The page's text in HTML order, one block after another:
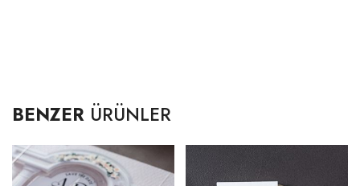
BENZER ÜRÜNLER